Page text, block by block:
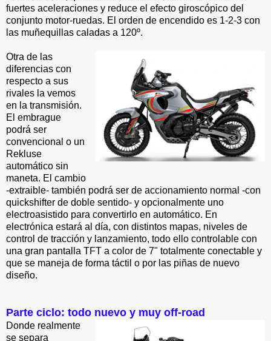
fuertes aceleraciones y reduce el efecto giroscópico del
conjunto motor-ruedas. El orden de encendido es 1-2-3 con
las muñequillas caladas a 120º.
Otra de las
diferencias con
respecto a sus
rivales la vemos
en la transmisión.
El embrague
podrá ser
convencional o un
Rekluse
automático sin
maneta. El cambio
-extraible- también podrá ser de accionamiento normal -con
quickshifter de doble sentido- y opcionalmente uno
electroasistido para convertirlo en automático. En
electrónica estará al día, con distintos mapas, niveles de
control de tracción y lanzamiento, todo ello controlable con
una gran pantalla TFT a color de 7" totalmente conectable y
que se maneja de forma táctil o por las piñas de nuevo
diseño.
Parte ciclo: todo nuevo y muy off-road
Donde realmente
se separa